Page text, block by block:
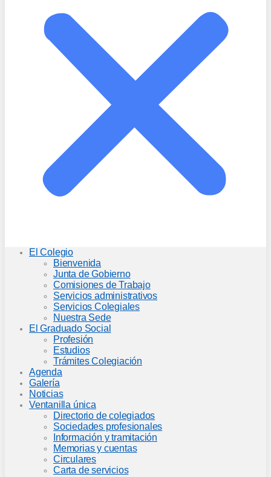
El Colegio
Bienvenida
Junta de Gobierno
Comisiones de Trabajo
Servicios administrativos
Servicios Colegiales
Nuestra Sede
El Graduado Social
Profesión
Estudios
Trámites Colegiación
Agenda
Galería
Noticias
Ventanilla única
Directorio de colegiados
Sociedades profesionales
Información y tramitación
Memorias y cuentas
Circulares
Carta de servicios